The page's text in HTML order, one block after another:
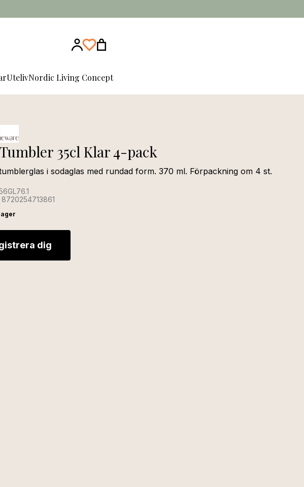
UtelivNordic Living Concept
35cl Klar 4-pack
i sodaglas med rundad form. 370 ml. Förpackning om 4 st.
dig